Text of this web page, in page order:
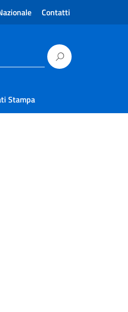
Contatti
Stampa